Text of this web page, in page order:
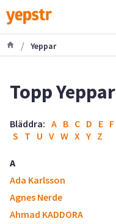
/ Yeppar
Topp Yeppar
Bläddra: A B C D E F
S T U V W X Y Z
A
Ada Karlsson
Agnes Nerde
Ahmad KADDORA